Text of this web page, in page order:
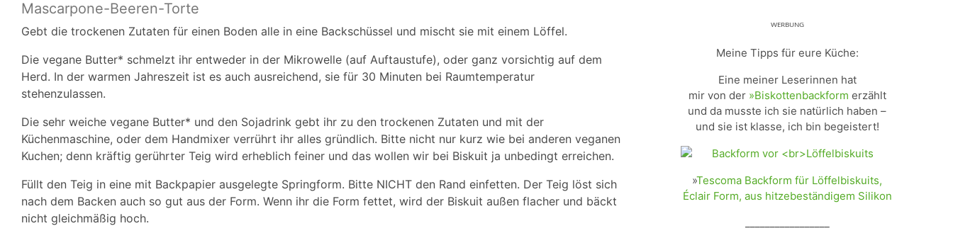
Mascarpone-Beeren-Torte
Gebt die trockenen Zutaten für einen Boden alle in eine Backschüssel und mischt sie mit einem Löffel.
Die vegane Butter* schmelzt ihr entweder in der Mikrowelle (auf Auftaustufe), oder ganz vorsichtig auf dem
Herd. In der warmen Jahreszeit ist es auch ausreichend, sie für 30 Minuten bei Raumtemperatur
stehenzulassen.
Die sehr weiche vegane Butter* und den Sojadrink gebt ihr zu den trockenen Zutaten und mit der
Küchenmaschine, oder dem Handmixer verrührt ihr alles gründlich. Bitte nicht nur kurz wie bei anderen veganen
Kuchen; denn kräftig gerührter Teig wird erheblich feiner und das wollen wir bei Biskuit ja unbedingt erreichen.
Füllt den Teig in eine mit Backpapier ausgelegte Springform. Bitte NICHT den Rand einfetten. Der Teig löst sich
nach dem Backen auch so gut aus der Form. Wenn ihr die Form fettet, wird der Biskuit außen flacher und bäckt
nicht gleichmäßig hoch.
ᵂᴱᴿᴮᵁᴺᴳ
Meine Tipps für eure Küche:
Eine meiner Leserinnen hat
mir von der »Biskottenbackform erzählt
und da musste ich sie natürlich haben –
und sie ist klasse, ich bin begeistert!
»Tescoma Backform für Löffelbiskuits,
Éclair Form, aus hitzebeständigem Silikon